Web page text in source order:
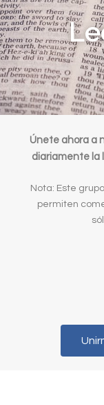
Únete ahora a
diariamente la
Nota: Este
permiten